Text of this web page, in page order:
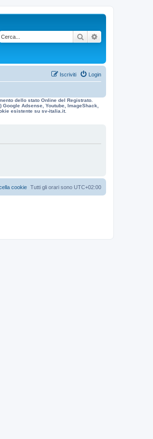
Cerca
Login
Iscriviti
dello stato Online del Registrato.
Adsense, Youtube, ImageShack,
esistente su sv-italia.it.
Tutti gli orari sono UTC+02:00
cookie